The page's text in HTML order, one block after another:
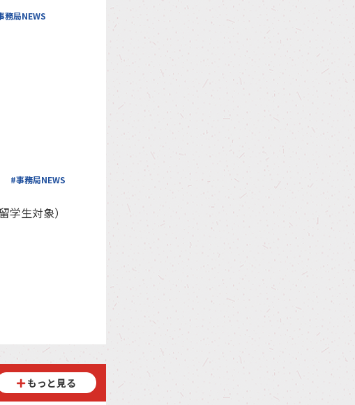
務局NEWS
#事務局NEWS
生対象）
もっと見る